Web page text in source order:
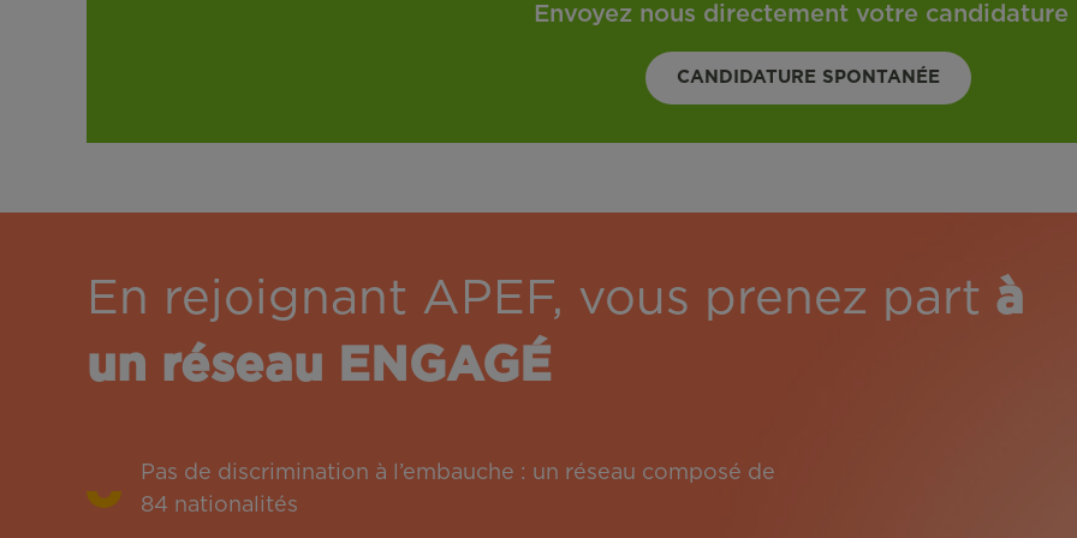
Envoyez nous directement votre candidature
CANDIDATURE SPONTANÉE
En rejoignant APEF, vous prenez part à
un réseau ENGAGÉ
Pas de discrimination à l’embauche : un réseau composé de
84 nationalités